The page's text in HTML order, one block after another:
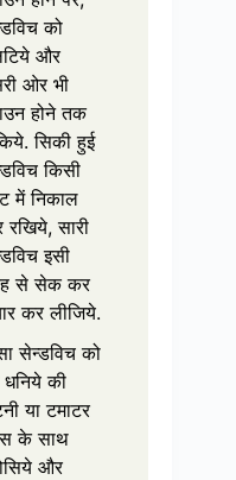
को
और
ओर भी
होने तक
सिकी हुई
किसी
में निकाल
रखिये, सारी
इसी
से सेक कर
कर लीजिये.
सेन्डविच को
धनिये की
या टमाटर
के साथ
और